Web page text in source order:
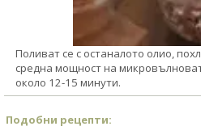
Поливат се с останалото олио,
средна мощност на
около 12-15 минути.
Подобни рецепти: